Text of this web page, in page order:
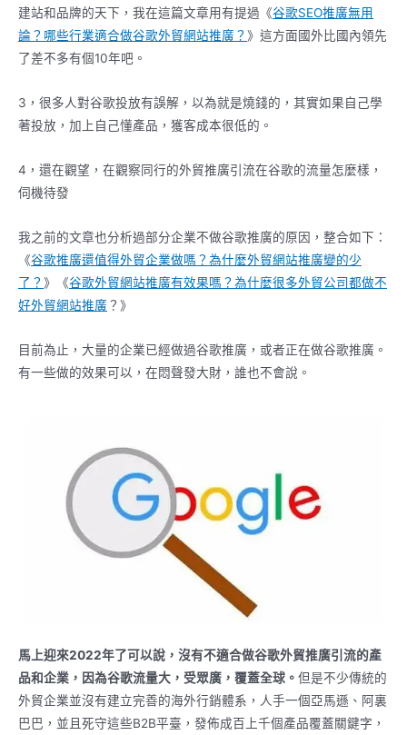
建站和品牌的天下，我在這篇文章用有提過《谷歌SEO推廣無用
論？哪些行業適合做谷歌外貿網站推廣？ 》這方面國外比國內領先
了差不多有個10年吧。
3，很多人對谷歌投放有誤解，以為就是燒錢的，其實如果自己學
著投放，加上自己懂產品，獲客成本很低的。
4，還在觀望，在觀察同行的外貿推廣引流在谷歌的流量怎麼樣，
伺機待發
我之前的文章也分析過部分企業不做谷歌推廣的原因，整合如下：
《谷歌推廣還值得外貿企業做嗎？為什麼外貿網站推廣變的少
了？ 》《谷歌外貿網站推廣有效果嗎？為什麼很多外貿公司都做不
好外貿網站推廣 ？》
目前為止，大量的企業已經做過谷歌推廣，或者正在做谷歌推廣。
有一些做的效果可以，在悶聲發大財，誰也不會說。
馬上迎來2022年了可以說，沒有不適合做谷歌外貿推廣引流的產
品和企業，因為谷歌流量大，受眾廣，覆蓋全球。 但是不少傳統的
外貿企業並沒有建立完善的海外行銷體系，人手一個亞馬遜、阿裏
巴巴，並且死守這些B2B平臺，發佈成百上千個產品覆蓋關鍵字，